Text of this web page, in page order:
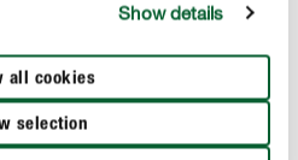
Show details
all cookies
selection